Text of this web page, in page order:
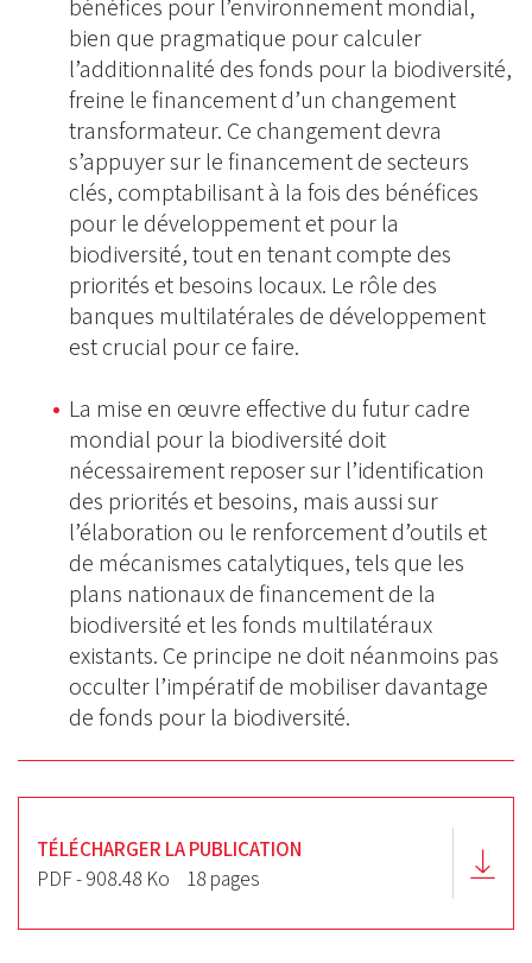
bénéfices pour l’environnement mondial,
bien que pragmatique pour calculer
l’additionnalité des fonds pour la biodiversité,
freine le financement d’un changement
transformateur. Ce changement devra
s’appuyer sur le financement de secteurs
clés, comptabilisant à la fois des bénéfices
pour le développement et pour la
biodiversité, tout en tenant compte des
priorités et besoins locaux. Le rôle des
banques multilatérales de développement
est crucial pour ce faire.
La mise en œuvre effective du futur cadre
mondial pour la biodiversité doit
nécessairement reposer sur l’identification
des priorités et besoins, mais aussi sur
l’élaboration ou le renforcement d’outils et
de mécanismes catalytiques, tels que les
plans nationaux de financement de la
biodiversité et les fonds multilatéraux
existants. Ce principe ne doit néanmoins pas
occulter l’impératif de mobiliser davantage
de fonds pour la biodiversité.
TÉLÉCHARGER LA PUBLICATION
PDF - 908.48 Ko
18 pages